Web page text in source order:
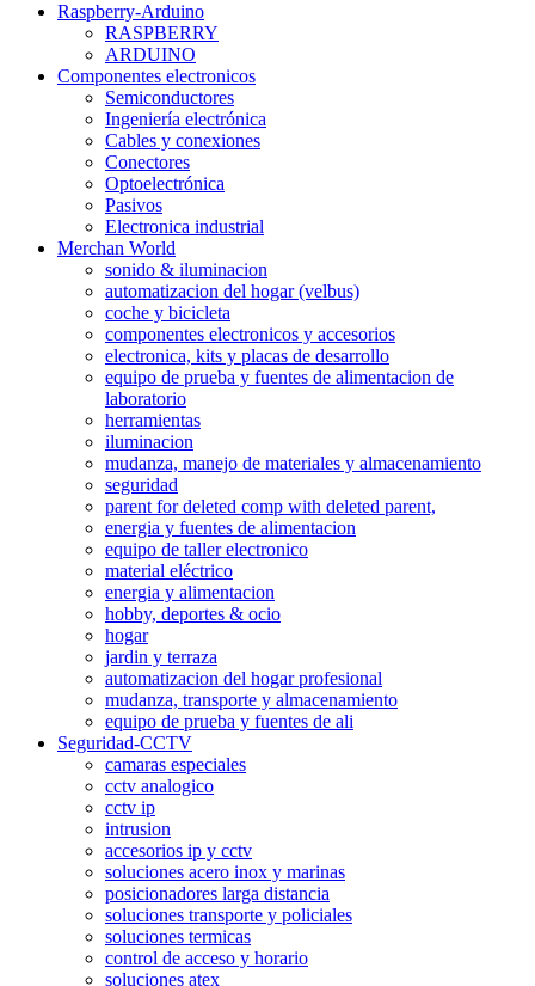
Raspberry-Arduino
RASPBERRY
ARDUINO
Componentes electronicos
Semiconductores
Ingeniería electrónica
Cables y conexiones
Conectores
Optoelectrónica
Pasivos
Electronica industrial
Merchan World
sonido & iluminacion
automatizacion del hogar (velbus)
coche y bicicleta
componentes electronicos y accesorios
electronica, kits y placas de desarrollo
equipo de prueba y fuentes de alimentacion de
laboratorio
herramientas
iluminacion
mudanza, manejo de materiales y almacenamiento
seguridad
parent for deleted comp with deleted parent,
energia y fuentes de alimentacion
equipo de taller electronico
material eléctrico
energia y alimentacion
hobby, deportes & ocio
hogar
jardin y terraza
automatizacion del hogar profesional
mudanza, transporte y almacenamiento
equipo de prueba y fuentes de ali
Seguridad-CCTV
camaras especiales
cctv analogico
cctv ip
intrusion
accesorios ip y cctv
soluciones acero inox y marinas
posicionadores larga distancia
soluciones transporte y policiales
soluciones termicas
control de acceso y horario
soluciones atex